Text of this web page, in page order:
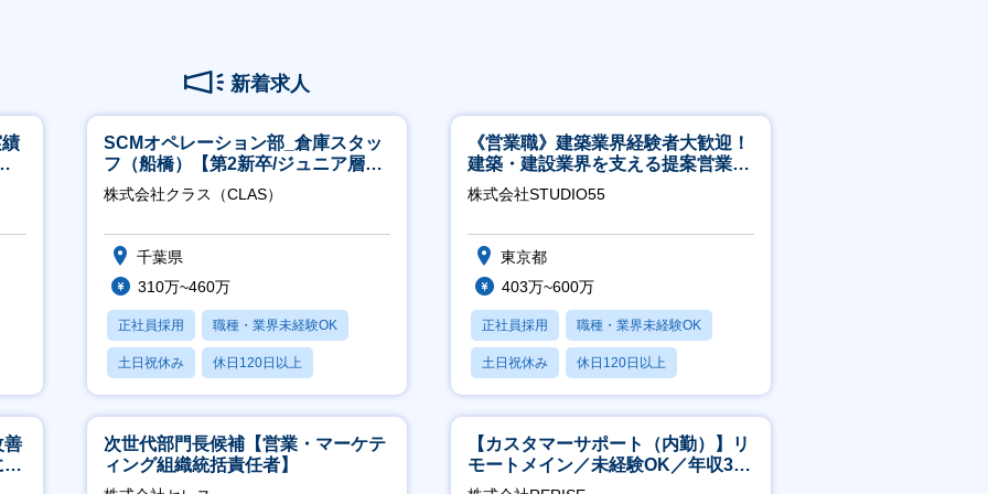
新着求人
SCMオペレーション部_倉庫スタッ
フ（船橋）【第2新卒/ジュニア層歓
迎】
株式会社クラス（CLAS）
千葉県
310万~460万
正社員採用 職種・業界未経験OK
土日祝休み 休日120日以上
産休・育休あり
《営業職》建築業界経験者大歓迎！
建築・建設業界を支える提案営業職
│年休125日◎フレックス
株式会社STUDIO55
東京都
403万~600万
正社員採用 職種・業界未経験OK
土日祝休み 休日120日以上
産休・育休あり
善
つ
次世代部門長候補【営業・マーケテ
ィング組織統括責任者】
【カスタマーサポート（内勤）】リ
モートメイン／未経験OK／年収340
万～／年間休日125日